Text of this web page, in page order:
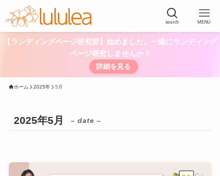
search MENU
【ランディングページ研究部】始めました。一緒にランディング
ページ研究しませんか？
詳細を見る
ホーム 2025年 5月
2025年5月 – date –